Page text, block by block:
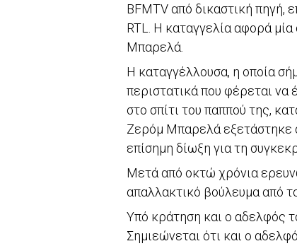
BFMTV από δικαστική πηγή,
RTL. Η καταγγελία αφορά
Μπαρελά.
Η καταγγέλλουσα, η οποία
περιστατικά που φέρεται να
στο σπίτι του παππού της,
Ζερόμ Μπαρελά εξετάστηκε
επίσημη δίωξη για τη
Μετά από οκτώ χρόνια
απαλλακτικό βούλευμα από
Υπό κράτηση και ο αδελφός
Σημιεώνεται ότι και ο